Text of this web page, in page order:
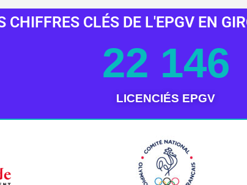
CHIFFRES CLÉS DE L'EPGV EN
LICENCIÉS EPGV
22 146